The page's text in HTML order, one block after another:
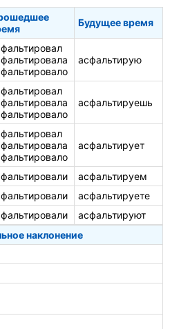
Будущее время
асфальтирую
асфальтируешь
асфальтирует
асфальтируем
асфальтируете
асфальтируют
наклонение